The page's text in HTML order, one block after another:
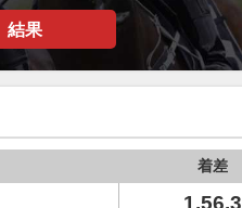
結果
着差
1.56.3